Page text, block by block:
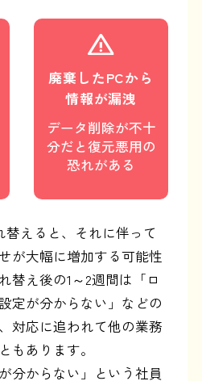
廃棄したPCから
情報が漏洩
データ削除が不十
分だと復元悪用の
恐れがある
替えると、それに伴って
が大幅に増加する可能性
替え後の1～2週間は「ロ
定が分からない」などの
対応に追われて他の業務
もあります。
分からない」という社員